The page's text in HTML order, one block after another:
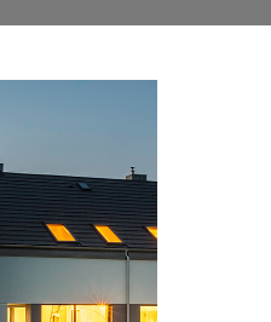
residenziali (ATER).